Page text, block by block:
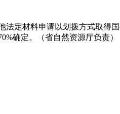
定材料申请以划拨方式取得
确定。（省自然资源厅负责）